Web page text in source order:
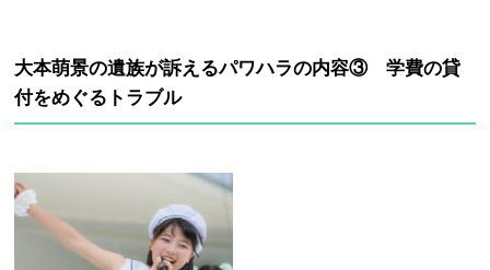
大本萌景の遺族が訴えるパワハラの内容③ 学費の貸
付をめぐるトラブル